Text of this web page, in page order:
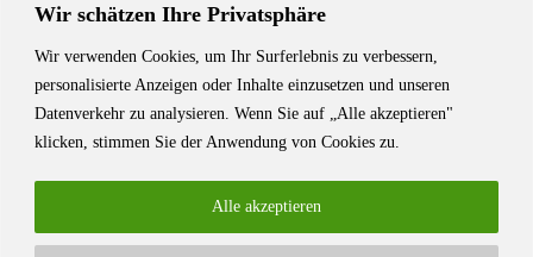
Wir schätzen Ihre Privatsphäre
Wir verwenden Cookies, um Ihr Surferlebnis zu verbessern,
personalisierte Anzeigen oder Inhalte einzusetzen und unseren
Datenverkehr zu analysieren. Wenn Sie auf „Alle akzeptieren"
klicken, stimmen Sie der Anwendung von Cookies zu.
Alle akzeptieren
Das Schriftstellerhaus ist ein beliebter Treffpunkt für Autorinnen und
Autoren aus Stuttgart und der Region sowie ein Veranstaltungsort für
Lesungen, Tagungen und Schreibwerkstätten.